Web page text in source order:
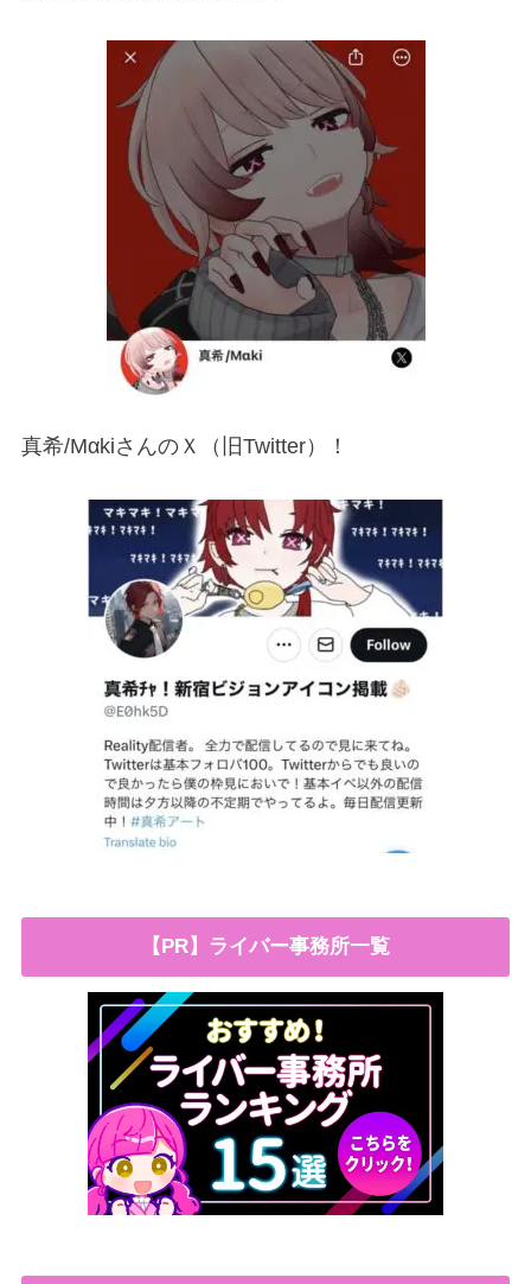
真希/MαkiさんのＸ（旧Twitter）！
【PR】ライバー事務所一覧